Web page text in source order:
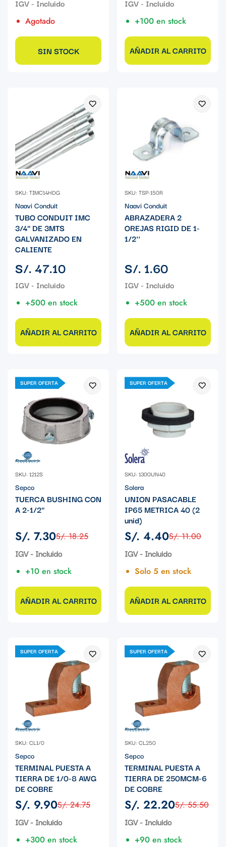
Agotado
SIN STOCK
+100 en stock
AÑADIR AL CARRITO
SKU: TIMC14HDG
Naavi Conduit
TUBO CONDUIT IMC
3/4" DE 3MTS
GALVANIZADO EN
CALIENTE
Precio
regular
S/. 47.10
+500 en stock
AÑADIR AL CARRITO
SKU: TSP-150R
Naavi Conduit
ABRAZADERA 2
OREJAS RIGID DE 1-
1/2''
Precio
regular
S/. 1.60
+500 en stock
AÑADIR AL CARRITO
SUPER OFERTA
SKU: 1212S
Sepco
TUERCA BUSHING CON
A 2-1/2"
Precio
de
S/. 7.30
Precio
regular
S/. 18.25
IGV - Incluido
+10 en stock
AÑADIR AL CARRITO
SUPER OFERTA
SKU: 1300UN40
Solera
UNION PASACABLE
IP65 METRICA 40 (2
unid)
Precio
de
S/. 4.40
Precio
regular
S/. 11.00
IGV - Incluido
Solo 5 en stock
AÑADIR AL CARRITO
SUPER OFERTA
SKU: CL1/0
Sepco
TERMINAL PUESTA A
TIERRA DE 1/0-8 AWG
DE COBRE
Precio
de
S/. 9.90
Precio
regular
S/. 24.75
IGV - Incluido
+300 en stock
SUPER OFERTA
SKU: CL250
Sepco
TERMINAL PUESTA A
TIERRA DE 250MCM-6
DE COBRE
Precio
de
S/. 22.20
Precio
regular
S/. 55.50
IGV - Incluido
+90 en stock